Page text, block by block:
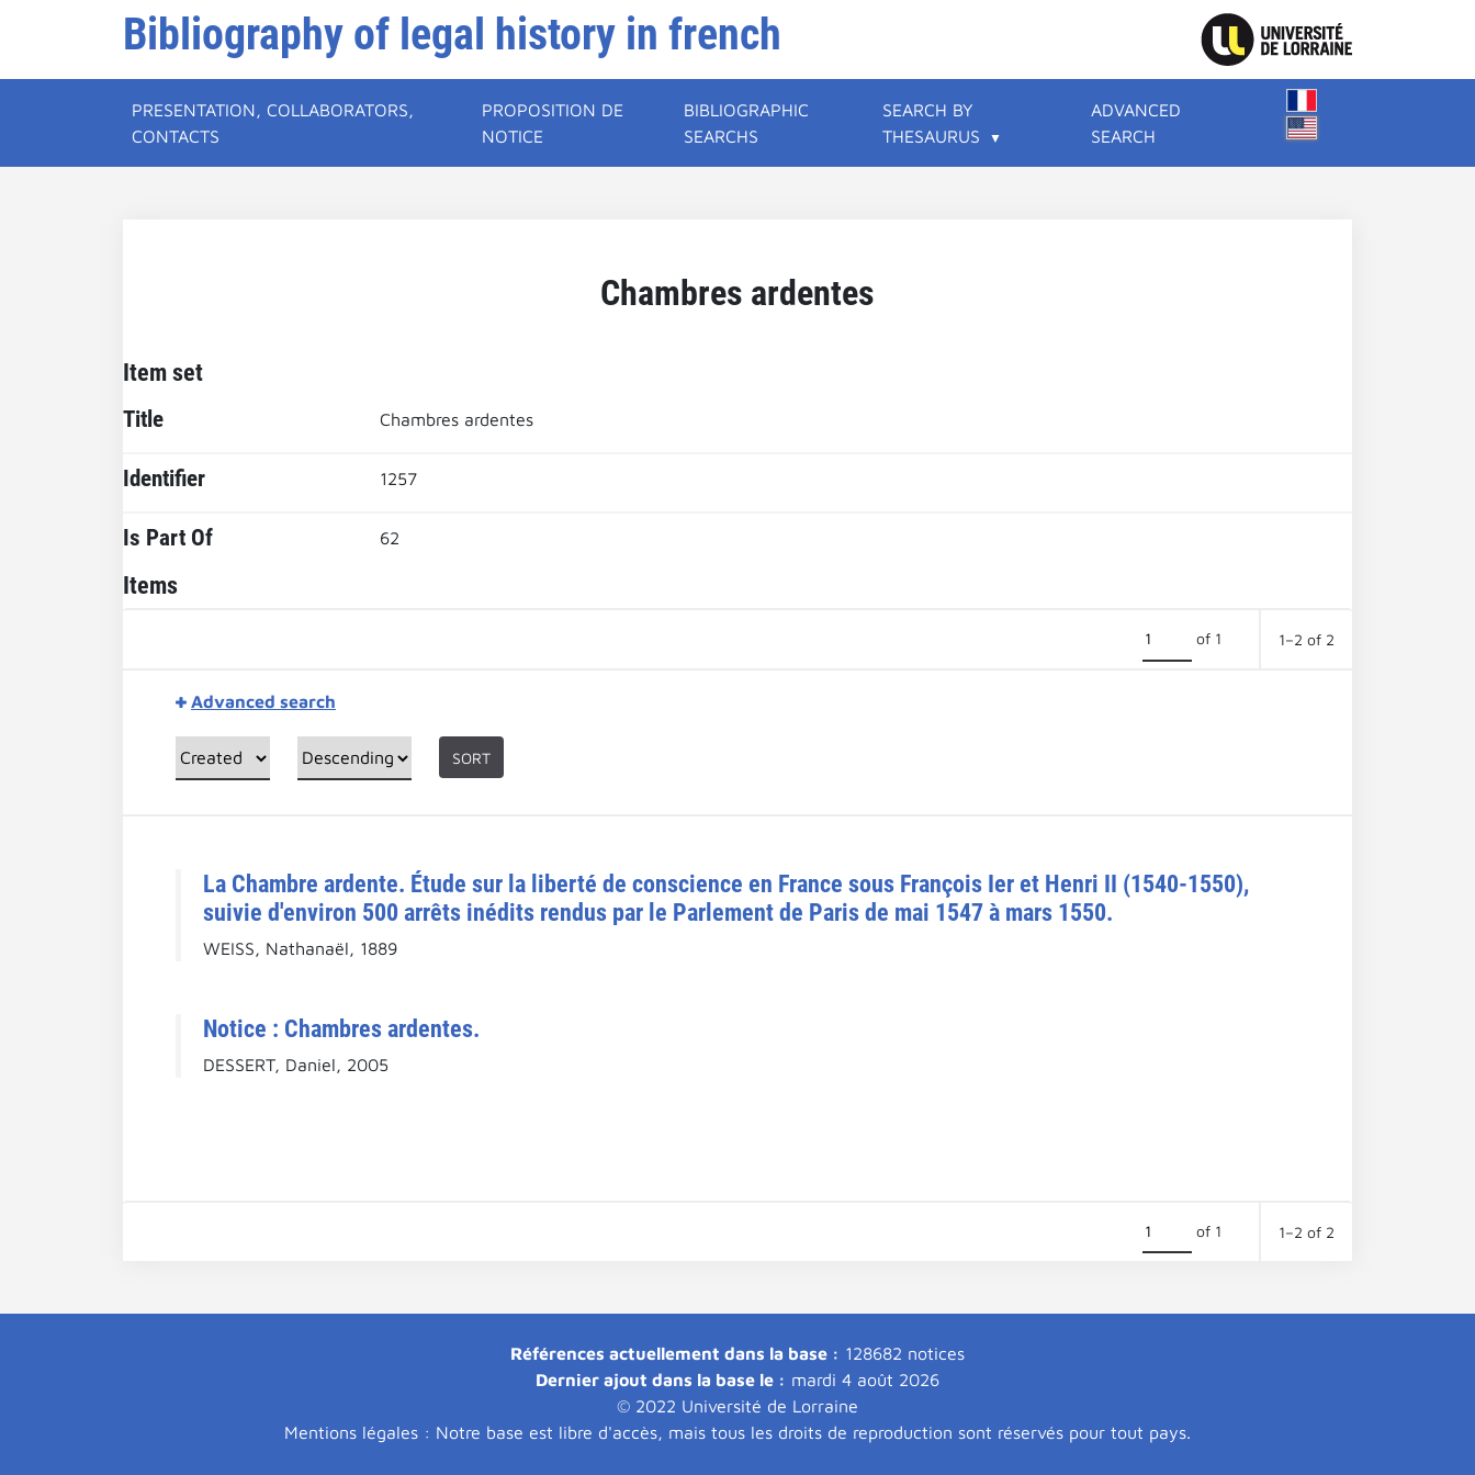
Bibliography of legal history in french
PRESENTATION, COLLABORATORS,
CONTACTS
PROPOSITION DE
NOTICE
BIBLIOGRAPHIC
SEARCHS
SEARCH BY
THESAURUS
ADVANCED
SEARCH
Chambres ardentes
Item set
Title Chambres ardentes
Identifier 1257
Is Part Of 62
Items
of 1 1–2 of 2
Advanced search
SORT
La Chambre ardente. Étude sur la liberté de conscience en France sous François Ier et Henri II (1540-1550),
suivie d'environ 500 arrêts inédits rendus par le Parlement de Paris de mai 1547 à mars 1550.
WEISS, Nathanaël, 1889
Notice : Chambres ardentes.
DESSERT, Daniel, 2005
of 1 1–2 of 2
Références actuellement dans la base : 128682 notices
Dernier ajout dans la base le : mardi 4 août 2026
© 2022 Université de Lorraine
Mentions légales : Notre base est libre d'accès, mais tous les droits de reproduction sont réservés pour tout pays.